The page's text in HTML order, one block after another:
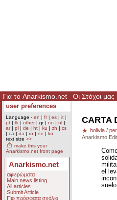
Για το Anarkismo.net Οι Στόχοι μας
user preferences
Language - en | fr| es | it |
pt | tk | other| gr| no | nl |
ar| pl | de | ht | ku | zh | cs
| ca | da | ro | eo | ko
text size >>
make this your
Anarkismo.net front page
Anarkismo.net
αφιερώματα
Main news listing
All articles
Submit Article
Πιο πρόσφατα σχόλια
CARTA
bolivia /
Anarkismo
el